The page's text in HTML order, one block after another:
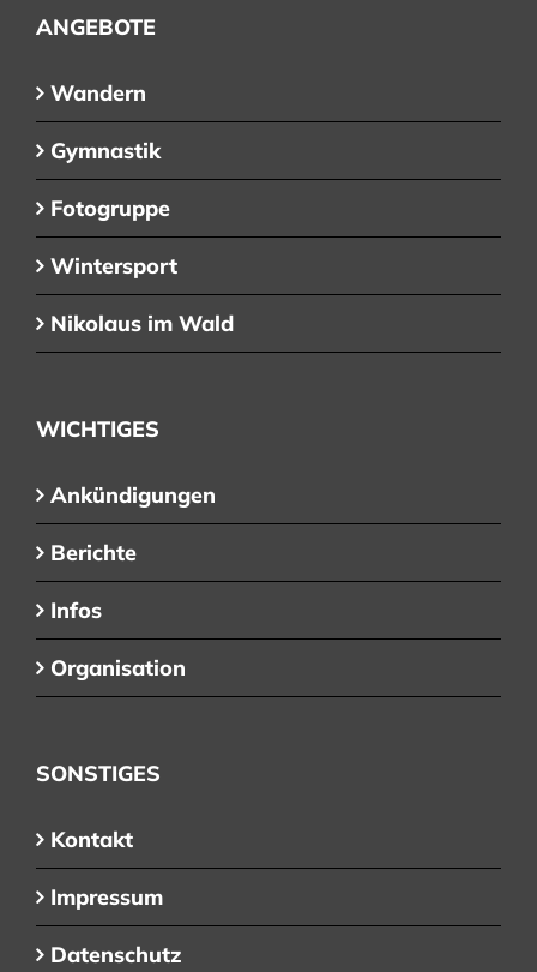
ANGEBOTE
Wandern
Gymnastik
Fotogruppe
Wintersport
Nikolaus im Wald
WICHTIGES
Ankündigungen
Berichte
Infos
Organisation
SONSTIGES
Kontakt
Impressum
Datenschutz